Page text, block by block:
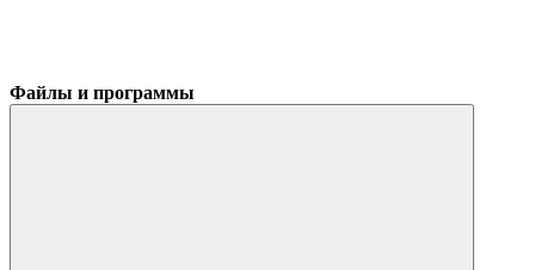
Файлы и программы